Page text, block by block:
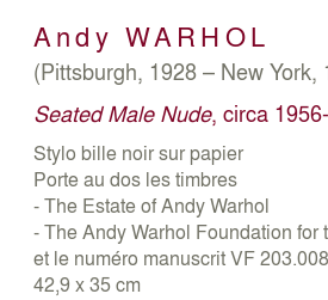
Andy WARHOL
(Pittsburgh, 1928 – New York,
Seated Male Nude, circa
Stylo bille noir sur papier
Porte au dos les timbres
- The Estate of Andy Warhol
- The Andy Warhol Foundation for
et le numéro manuscrit VF 203.008
42,9 x 35 cm